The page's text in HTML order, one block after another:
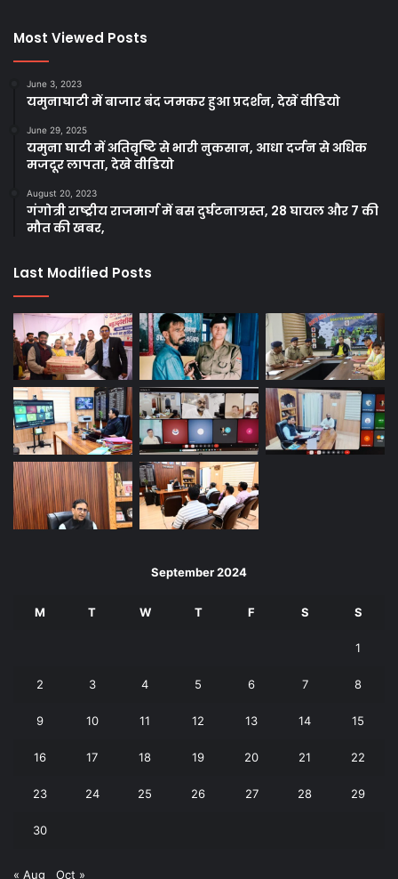
Most Viewed Posts
June 3, 2023
यमुनाघाटी में बाजार बंद जमकर हुआ प्रदर्शन, देखें वीडियो
June 29, 2025
यमुना घाटी में अतिवृष्टि से भारी नुकसान, आधा दर्जन से अधिक
मजदूर लापता, देखे वीडियो
August 20, 2023
गंगोत्री राष्ट्रीय राजमार्ग में बस दुर्घटनाग्रस्त, 28 घायल और 7 की
मौत की खबर,
Last Modified Posts
September 2024
M T W T F S S
1
2 3 4 5 6 7 8
9 10 11 12 13 14 15
16 17 18 19 20 21 22
23 24 25 26 27 28 29
30
« Aug Oct »